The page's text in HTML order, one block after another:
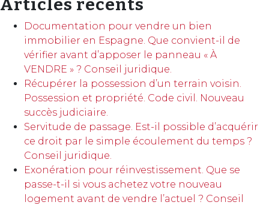
Articles récents
Documentation pour vendre un bien
immobilier en Espagne. Que convient-il de
vérifier avant d’apposer le panneau « À
VENDRE » ? Conseil juridique.
Récupérer la possession d’un terrain voisin.
Possession et propriété. Code civil. Nouveau
succès judiciaire.
Servitude de passage. Est-il possible d’acquérir
ce droit par le simple écoulement du temps ?
Conseil juridique.
Exonération pour réinvestissement. Que se
passe-t-il si vous achetez votre nouveau
logement avant de vendre l’actuel ? Conseil